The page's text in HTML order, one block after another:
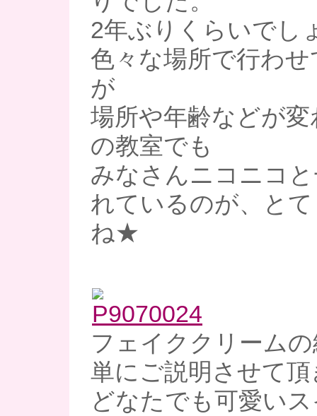
2年ぶりくらいでし
色々な場所で行わ
が
場所や年齢などが
の教室でも
みなさんニコニコ
れているのが、と
ね★
フェイククリーム
単にご説明させて
どなたでも可愛い